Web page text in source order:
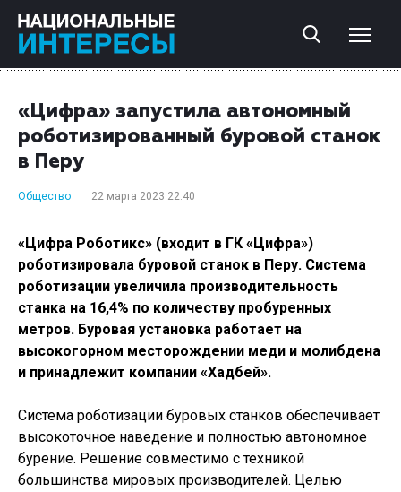
«Цифра» запустила автономный
роботизированный буровой станок
в Перу
Общество 22 марта 2023 22:40
«Цифра Роботикс» (входит в ГК «Цифра»)
роботизировала буровой станок в Перу. Система
роботизации увеличила производительность
станка на 16,4% по количеству пробуренных
метров. Буровая установка работает на
высокогорном месторождении меди и молибдена
и принадлежит компании «Хадбей».
Система роботизации буровых станков обеспечивает
высокоточное наведение и полностью автономное
бурение. Решение совместимо с техникой
большинства мировых производителей. Целью